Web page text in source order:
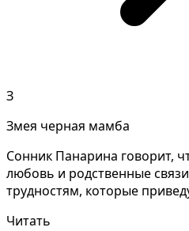
З
Змея черная мамба
Сонник Панарина говорит,
любовь и родственные
трудностям, которые
Читать